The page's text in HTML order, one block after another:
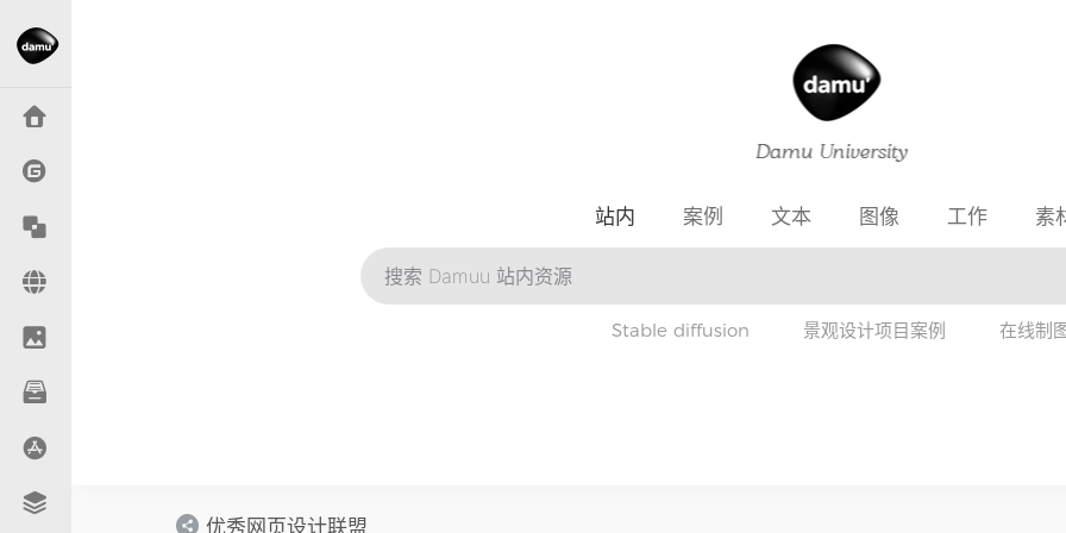
站内 案例 文本 图像 工作 素
Stable diffusion 景观设计项目案例 在线制
优秀网页设计联盟